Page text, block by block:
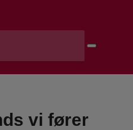
vi fører